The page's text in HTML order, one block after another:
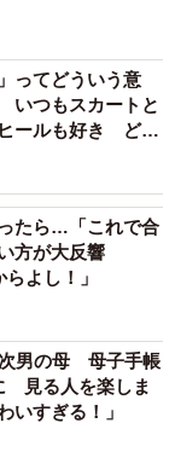
ってどういう意
つもスカートと
ールも好き どの
たら…「これで合
方が大反響
よし！」
男の母 母子手帳
見る人を楽しま
いすぎる！」